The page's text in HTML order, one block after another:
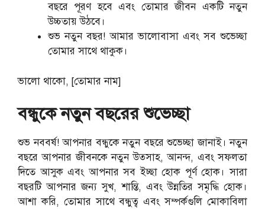
বছরে পূরণ হবে এবং তোমার জীবন একটি নতুন
উচ্চতায় উঠবে।
শুভ নতুন বছর! আমার ভালোবাসা এবং সব শুভেচ্ছা
তোমার সাথে থাকুক।
ভালো থাকো, [তোমার নাম]
বন্ধুকে নতুন বছরের শুভেচ্ছা
শুভ নববর্ষ! আপনার বন্ধুকে নতুন বছরে শুভেচ্ছা জানাই। নতুন
বছরে আপনার জীবনকে নতুন উত্সাহ, আনন্দ, এবং সফলতা
দিতে আসুক এবং আপনার সব ইচ্ছা হোক পূর্ণ হোক। সারা
বছরটি আপনার জন্য সুখ, শান্তি, এবং উন্নতির সমৃদ্ধি হোক।
আশা করি, তোমার সাথে বন্ধুত্ব এবং সম্পর্কগুলি মোকাবিলা